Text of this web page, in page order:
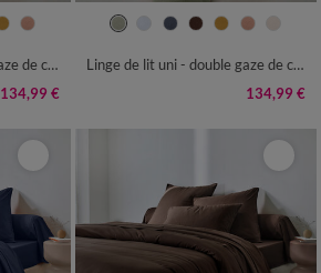
Linge de lit uni - double gaze de coton
134,99 €
Linge de lit uni - double gaze de coton
134,99 €